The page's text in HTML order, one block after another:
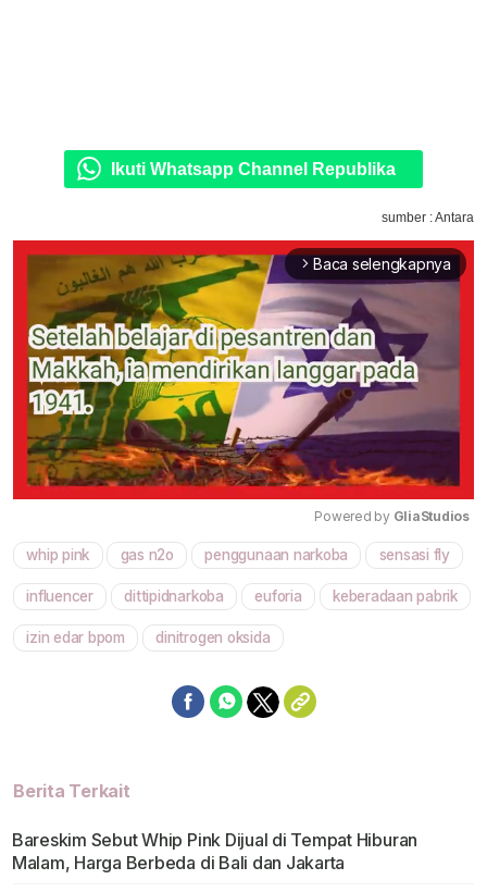
Ikuti Whatsapp Channel Republika
sumber : Antara
arrow_forward_ios Baca selengkapnya
Mute
Powered by GliaStudios
whip pink gas n2o penggunaan narkoba sensasi fly
influencer dittipidnarkoba euforia keberadaan pabrik
izin edar bpom dinitrogen oksida
Berita Terkait
Bareskim Sebut Whip Pink Dijual di Tempat Hiburan
Malam, Harga Berbeda di Bali dan Jakarta